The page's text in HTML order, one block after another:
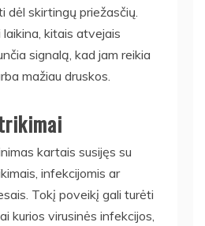
dėl skirtingų priežasčių.
kitais atvejais
signalą, kad jam reikia
mažiau druskos.
kartais susijęs su
infekcijomis ar
Tokį poveikį gali turėti
kurios virusinės infekcijos,